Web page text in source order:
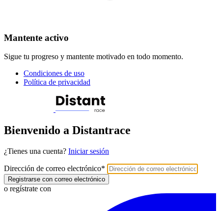
Mantente activo
Sigue tu progreso y mantente motivado en todo momento.
Condiciones de uso
Política de privacidad
Bienvenido a Distantrace
¿Tienes una cuenta? Iniciar sesión
Dirección de correo electrónico*
Registrarse con correo electrónico
o regístrate con